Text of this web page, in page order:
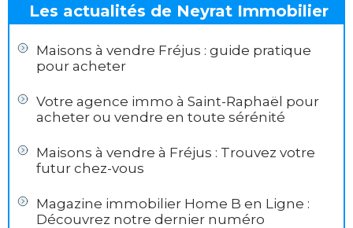
Les actualités de Neyrat Immobilier
Maisons à vendre Fréjus : guide pratique
pour acheter
Votre agence immo à Saint-Raphaël pour
acheter ou vendre en toute sérénité
Maisons à vendre à Fréjus : Trouvez votre
futur chez-vous
Magazine immobilier Home B en Ligne :
Découvrez notre dernier numéro